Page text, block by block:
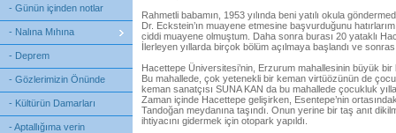
- Günün içinden notlar
- Nalına Mıhına
- Deprem
- Gözlerimizin Önünde
- Kültürün Damarları
- Aptallığıma verin
Rahmetli babamın, 1953 yılında beni yatılı okula
Dr. Eckstein’ın muayene etmesine başvurduğunu
ciddi muayene olmuştum. Daha sonra burası 20 yataklı
İlerleyen yıllarda birçok bölüm açılmaya başlandı ve
Hacettepe Üniversitesi’nin, Erzurum mahallesinin büyük bir
Bu mahallede, çok yetenekli bir keman virtüözünün de
keman sanatçısı SUNA KAN da bu mahallede çocukluk
Zaman içinde Hacettepe gelişirken, Esentepe’nin
Tandoğan meydanına taşındı. Onun yerine bir taş anıt
ihtiyacını gidermek için otopark yapıldı.